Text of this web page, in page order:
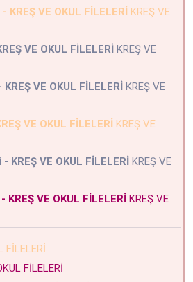
KREŞ VE OKUL FİLELERİ KREŞ VE
VE OKUL FİLELERİ KREŞ VE
KREŞ VE OKUL FİLELERİ KREŞ VE
VE OKUL FİLELERİ KREŞ VE
KREŞ VE OKUL FİLELERİ KREŞ VE
KREŞ VE OKUL FİLELERİ KREŞ VE
FİLELERİ
FİLELERİ